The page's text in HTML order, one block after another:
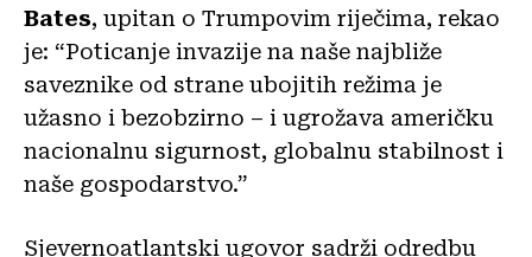
Bates, upitan o Trumpovim riječima, rekao
je: “Poticanje invazije na naše najbliže
saveznike od strane ubojitih režima je
užasno i bezobzirno – i ugrožava američku
nacionalnu sigurnost, globalnu stabilnost i
naše gospodarstvo.”
Sjevernoatlantski ugovor sadrži odredbu